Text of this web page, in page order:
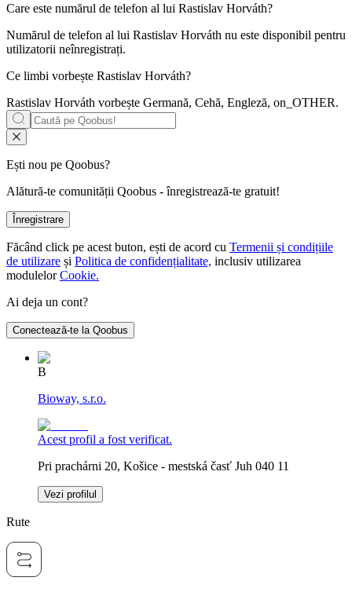
Care este numărul de telefon al lui Rastislav Horváth?
Numărul de telefon al lui Rastislav Horváth nu este disponibil pentru
utilizatorii neînregistrați.
Ce limbi vorbește Rastislav Horváth?
Rastislav Horváth vorbește Germană, Cehă, Engleză, on_OTHER.
Ești nou pe Qoobus?
Alătură-te comunității Qoobus - înregistrează-te gratuit!
Înregistrare
Făcând click pe acest buton, ești de acord cu Termenii și condițiile
de utilizare și Politica de confidențialitate, inclusiv utilizarea
modulelor Cookie.
Ai deja un cont?
Conectează-te la Qoobus
B
Bioway, s.r.o.
Acest profil a fost verificat.
Pri prachárni 20, Košice - mestská časť Juh 040 11
Vezi profilul
Rute